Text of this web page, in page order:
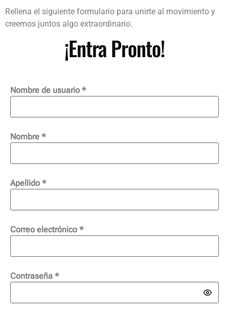
Rellena el siguiente formulario para unirte al movimiento y
creemos juntos algo extraordinario.
¡Entra Pronto!
Nombre de usuario *
Nombre *
Apellido *
Correo electrónico *
Contraseña *